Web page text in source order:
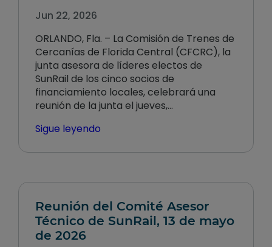
Jun 22, 2026
ORLANDO, Fla. – La Comisión de Trenes de
Cercanías de Florida Central (CFCRC), la
junta asesora de líderes electos de
SunRail de los cinco socios de
financiamiento locales, celebrará una
reunión de la junta el jueves,…
Sigue leyendo
Reunión del Comité Asesor
Técnico de SunRail, 13 de mayo
de 2026